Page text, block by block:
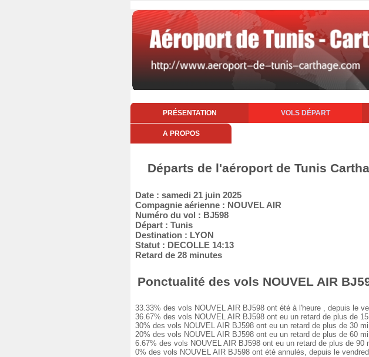
PRÉSENTATION VOLS DÉPART
A PROPOS
Départs de l'aéroport de Tunis
Date : samedi 21 juin 2025
Compagnie aérienne : NOUVEL AIR
Numéro du vol : BJ598
Départ : Tunis
Destination : LYON
Statut : DECOLLE 14:13
Retard de 28 minutes
Ponctualité des vols NOUVEL AIR
33.33% des vols NOUVEL AIR BJ598 ont été à l'heure , depuis le
36.67% des vols NOUVEL AIR BJ598 ont eu un retard de plus de
30% des vols NOUVEL AIR BJ598 ont eu un retard de plus de 30
20% des vols NOUVEL AIR BJ598 ont eu un retard de plus de 60
6.67% des vols NOUVEL AIR BJ598 ont eu un retard de plus de
0% des vols NOUVEL AIR BJ598 ont été annulés, depuis le